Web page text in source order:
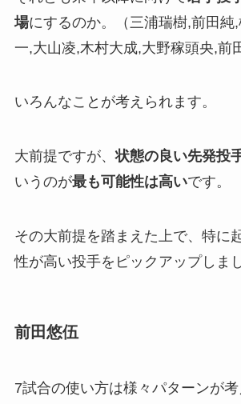
場にするのか。（三浦瑞樹,前田純
一,大山凌,木村大成,大野稼頭央,前
いろんなことが考えられます。
大前提ですが、状態の良い先発投
いうのが最も可能性は高いです。
その大前提を踏まえた上で、特に
性が高い投手をピックアップしまし
前田悠伍
7試合の使い方は様々パターンが考